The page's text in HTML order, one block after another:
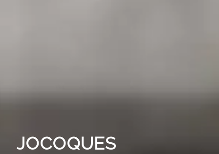
JOCOQUES